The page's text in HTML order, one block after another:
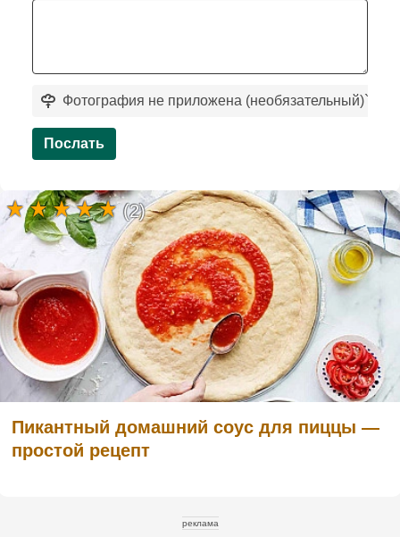
Фотография не приложена (необязательный)`
Послать
Пикантный домашний соус для пиццы —
простой рецепт
(2)
реклама